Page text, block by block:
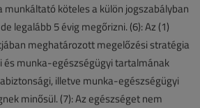
köteles a külön jogszabályban
legalább 5 évig megőrizni. (6): Az (1)
meghatározott megelőzési stratégia
és munka-egészségügyi tartalmának
illetve munka-egészségügyi
minősül. (7): Az egészséget nem